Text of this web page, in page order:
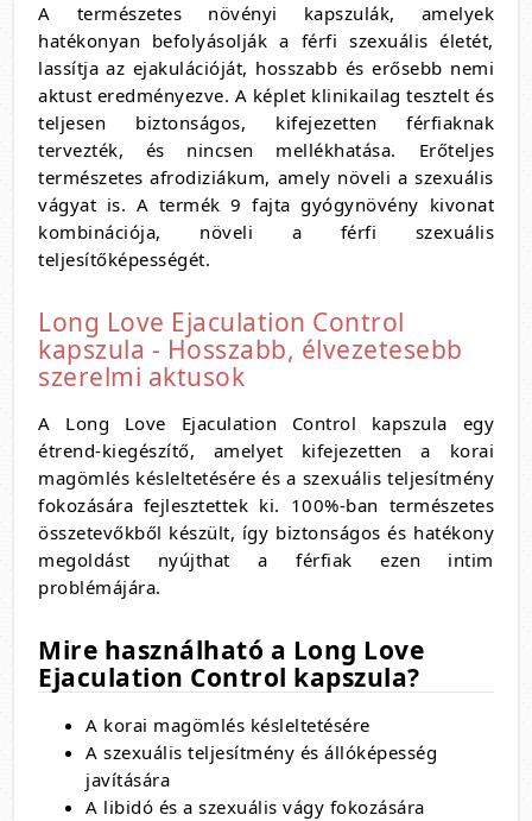
A természetes növényi kapszulák, amelyek
hatékonyan befolyásolják a férfi szexuális életét,
lassítja az ejakulációját, hosszabb és erősebb nemi
aktust eredményezve. A képlet klinikailag tesztelt és
teljesen biztonságos, kifejezetten férfiaknak
tervezték, és nincsen mellékhatása. Erőteljes
természetes afrodiziákum, amely növeli a szexuális
vágyat is. A termék 9 fajta gyógynövény kivonat
kombinációja, növeli a férfi szexuális
teljesítőképességét.
Long Love Ejaculation Control
kapszula - Hosszabb, élvezetesebb
szerelmi aktusok
A Long Love Ejaculation Control kapszula egy
étrend-kiegészítő, amelyet kifejezetten a korai
magömlés késleltetésére és a szexuális teljesítmény
fokozására fejlesztettek ki. 100%-ban természetes
összetevőkből készült, így biztonságos és hatékony
megoldást nyújthat a férfiak ezen intim
problémájára.
Mire használható a Long Love
Ejaculation Control kapszula?
A korai magömlés késleltetésére
A szexuális teljesítmény és állóképesség
javítására
A libidó és a szexuális vágy fokozására